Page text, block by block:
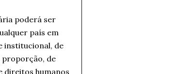
poderá ser
país em
institucional, de
proporção, de
direitos humanos